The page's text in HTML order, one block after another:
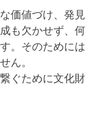
価値づけ、発見
も欠かせず、何
。そのためには
ん。
ぐために文化財